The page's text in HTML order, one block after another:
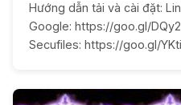
Hướng dẫn tải và cài đặt:
Google: https://goo.gl/
Secufiles: https://goo.gl/